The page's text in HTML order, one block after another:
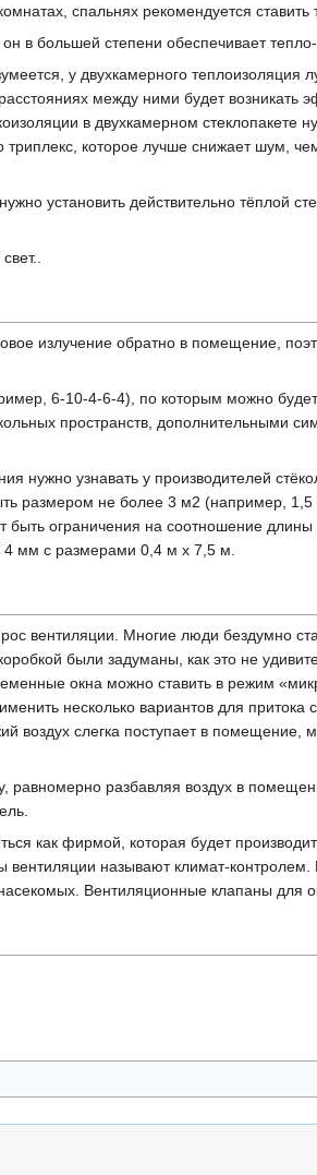
спальнях рекомендуется ставить
в большей степени обеспечивает
у двухкамерного теплоизоляция
между ними будет возникать
в двухкамерном стеклопакете
которое лучше снижает шум,
установить действительно тёплой
излучение обратно в помещение,
6-10-4-6-4), по которым можно будет
пространств, дополнительными
нужно узнавать у производителей
размером не более 3 м2 (например,
ограничения на соотношение
4 мм с размерами 0,4 м х 7,5 м.
вентиляции. Многие люди бездумно
были задуманы, как это не
окна можно ставить в режим
несколько вариантов для притока
воздух слегка поступает в помещение,
равномерно разбавляя воздух в
как фирмой, которая будет
называют климат-контролем.
Вентиляционные клапаны для